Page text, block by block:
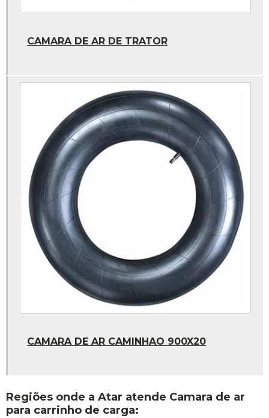
Profundimetro digital
Valvula de pneu
Vaselina para montar pneus
Calibrador de pneus posto
Calibrador de posto
Camara de ar 1000x20
Camara de ar 1100x22
Chave de impacto pneumatica 1 polegada
Pneumatica 1 polegada
Protetor 1100x22
Protetor pneu 1000x20
CAMARA DE AR DE TRATOR
CAMARA DE AR CAMINHAO 900X20
Regiões onde a Atar atende Camara de ar
para carrinho de carga: